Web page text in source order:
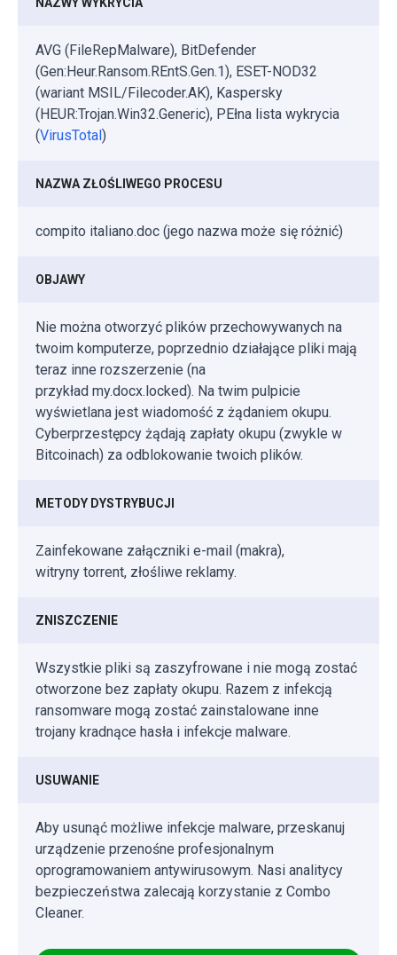
AVG (FileRepMalware), BitDefender
(Gen:Heur.Ransom.REntS.Gen.1), ESET-NOD32
(wariant MSIL/Filecoder.AK), Kaspersky
(HEUR:Trojan.Win32.Generic), PEłna lista wykrycia
(VirusTotal )
NAZWA ZŁOŚLIWEGO PROCESU
compito italiano.doc (jego nazwa może się różnić)
OBJAWY
Nie można otworzyć plików przechowywanych na
twoim komputerze, poprzednio działające pliki mają
teraz inne rozszerzenie (na
przykład my.docx.locked). Na twim pulpicie
wyświetlana jest wiadomość z żądaniem okupu.
Cyberprzestępcy żądają zapłaty okupu (zwykle w
Bitcoinach) za odblokowanie twoich plików.
METODY DYSTRYBUCJI
Zainfekowane załączniki e-mail (makra),
witryny torrent, złośliwe reklamy.
ZNISZCZENIE
Wszystkie pliki są zaszyfrowane i nie mogą zostać
otworzone bez zapłaty okupu. Razem z infekcją
ransomware mogą zostać zainstalowane inne
trojany kradnące hasła i infekcje malware.
USUWANIE
Aby usunąć możliwe infekcje malware, przeskanuj
urządzenie przenośne profesjonalnym
oprogramowaniem antywirusowym. Nasi analitycy
bezpieczeństwa zalecają korzystanie z Combo
Cleaner.